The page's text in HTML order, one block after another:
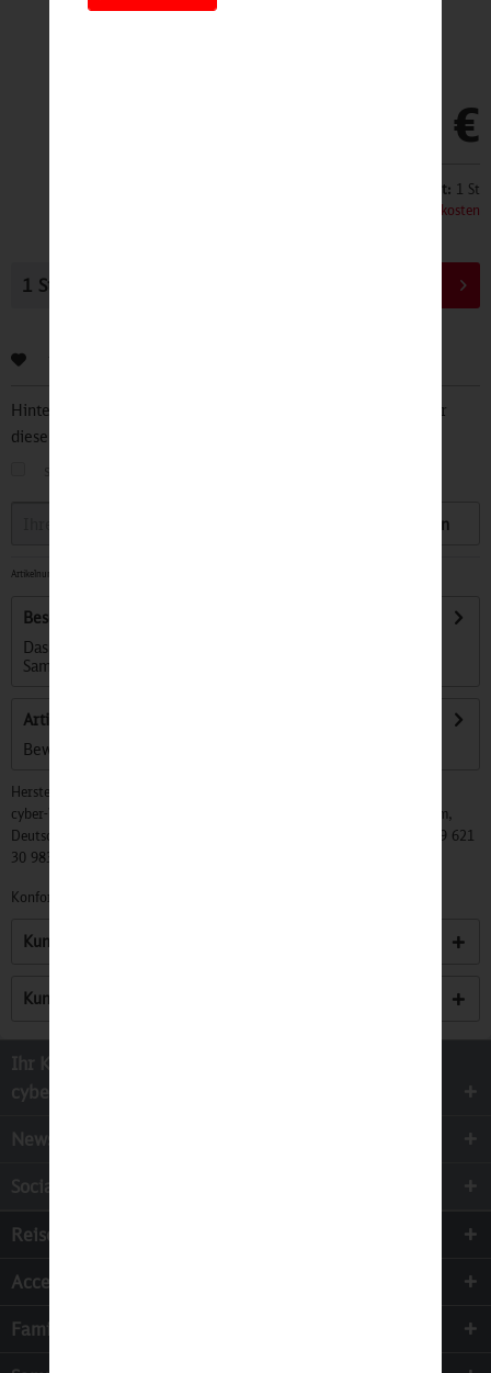
11,90 €
Inhalt: 1 St
zzgl. Versandkosten
Hinterlegen Sie Ihre Email Adresse und bleiben Sie stets über
diesen Artikel informiert.
Speichern
Artikelnummer:
Beschreibung
Das BUB Borgward B611 Kasten 1:87 ist ein begehrtes
Sammlerstück, das die Eleganz vergangener...
Artikel bewerten
Bewertungen lesen, schreiben und diskutieren...
Hersteller:
cyber-Wear Heidelberg GmbH, Elsa-Brändström-Str. 4, 68229 Mannheim,
Deutschland, Info@mycybergroup.com, https://mycybergroup.com, +49 621
30 983 0
Konformitätserklärungen zu unseren Produkten finden Sie
Kunden kauften auch
Kunden haben sich ebenfalls angesehen
Ihr Kontakt zur
cyber-Wear Heidelberg GmbH
Newsletter
Socialmedia
Reisen
Accessoires
Familie & Kinder